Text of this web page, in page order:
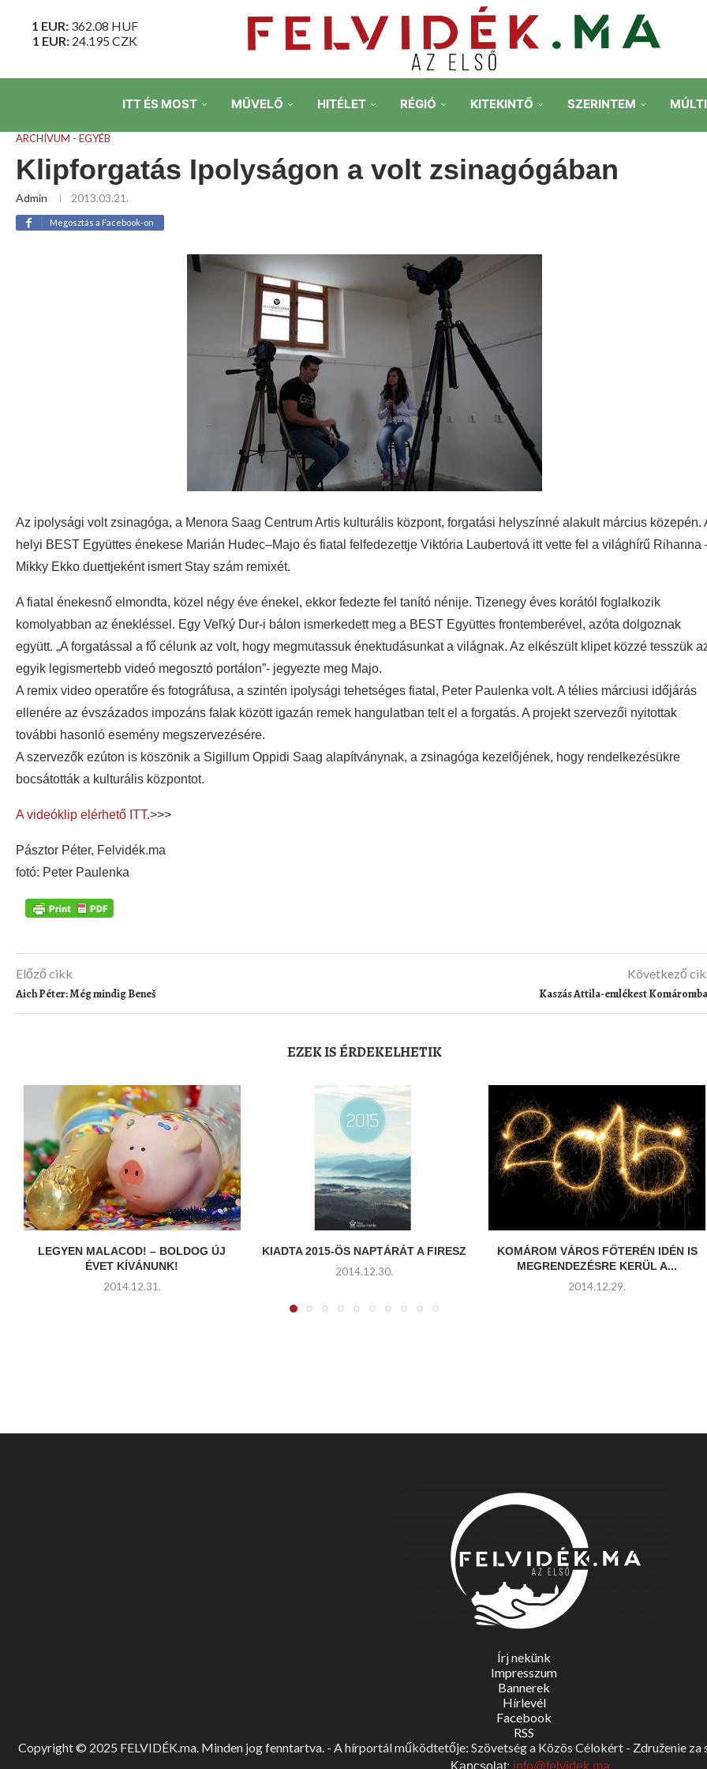
1 EUR: 362.08 HUF
1 EUR: 24.195 CZK
ITT ÉS MOST MŰVELŐ HITÉLET RÉGIÓ KITEKINTŐ SZERINTEM
ARCHÍVUM - EGYÉB
Klipforgatás Ipolyságon a volt zsinagógában
Admin 2013.03.21.
Megosztás a Facebook-on
Az ipolysági volt zsinagóga, a Menora Saag Centrum Artis kulturális központ, forgatási helyszínné alakult március közepén.
helyi BEST Együttes énekese Marián Hudec–Majo és fiatal felfedezettje Viktória Laubertová itt vette fel a világhírű Rihanna
Mikky Ekko duettjeként ismert Stay szám remixét.
A fiatal énekesnő elmondta, közel négy éve énekel, ekkor fedezte fel tanító nénije. Tizenegy éves korától foglalkozik
komolyabban az énekléssel. Egy Veľký Dur-i bálon ismerkedett meg a BEST Együttes frontemberével, azóta dolgoznak
együtt. „A forgatással a fő célunk az volt, hogy megmutassuk énektudásunkat a világnak. Az elkészült klipet közzé tesszük
egyik legismertebb videó megosztó portálon”- jegyezte meg Majo.
A remix video operatőre és fotográfusa, a szintén ipolysági tehetséges fiatal, Peter Paulenka volt. A télies márciusi időjárás
ellenére az évszázados impozáns falak között igazán remek hangulatban telt el a forgatás. A projekt szervezői nyitottak
további hasonló esemény megszervezésére.
A szervezők ezúton is köszönik a Sigillum Oppidi Saag alapítványnak, a zsinagóga kezelőjének, hogy rendelkezésükre
bocsátották a kulturális központot.
A videóklip elérhető ITT.>>>
Pásztor Péter, Felvidék.ma
fotó: Peter Paulenka
Előző cikk
Aich Péter: Még mindig Beneš
Következő
Kaszás Attila-emlékest
EZEK IS ÉRDEKELHETIK
LEGYEN MALACOD! – BOLDOG ÚJ
ÉVET KÍVÁNUNK!
2014.12.31.
KIADTA 2015-ÖS NAPTÁRÁT A FIRESZ
2014.12.30.
KOMÁROM VÁROS FŐTERÉN IDÉN IS
MEGRENDEZÉSRE KERÜL A...
2014.12.29.
Írj nekünk
Impresszum
Bannerek
Hírlevél
Facebook
RSS
Copyright © 2025 FELVIDÉK.ma. Minden jog fenntartva. - A hírportál működtetője: Szövetség a Közös Célokért - Združenie za